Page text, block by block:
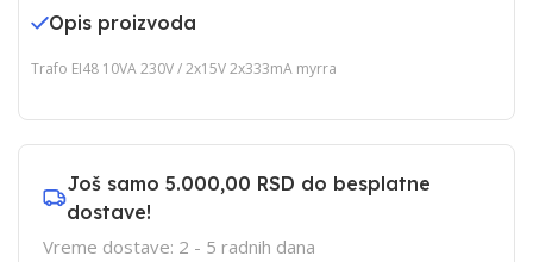
Opis proizvoda
Trafo EI48 10VA 230V / 2x15V 2x333mA myrra
Još samo 5.000,00 RSD do besplatne
dostave!
Vreme dostave: 2 - 5 radnih dana